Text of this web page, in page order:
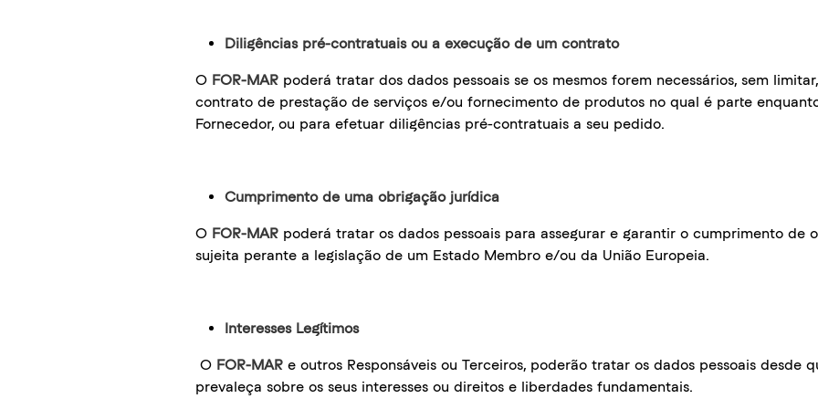
Diligências pré-contratuais ou a execução de um contrato
O FOR-MARpoderá tratar dos dados pessoais se os mesmos forem necessários, sem
contrato de prestação de serviços e/ou fornecimento de produtos no qual é parte
Fornecedor, ou para efetuar diligências pré-contratuais a seu pedido.
Cumprimento de uma obrigação jurídica
O FOR-MARpoderá tratar os dados pessoais para assegurar e garantir o cumprimento de
sujeita perante a legislação de um Estado Membro e/ou da União Europeia.
Interesses Legítimos
O FOR-MARe outros Responsáveis ou Terceiros, poderão tratar os dados pessoais desde
prevaleça sobre os seus interesses ou direitos e liberdades fundamentais.